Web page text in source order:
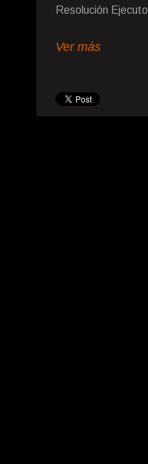
Resolución
Ver más